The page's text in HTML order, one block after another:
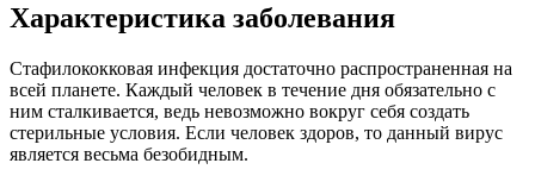
Характеристика заболевания
Стафилококковая инфекция достаточно распространенная на
всей планете. Каждый человек в течение дня обязательно с
ним сталкивается, ведь невозможно вокруг себя создать
стерильные условия. Если человек здоров, то данный вирус
является весьма безобидным.